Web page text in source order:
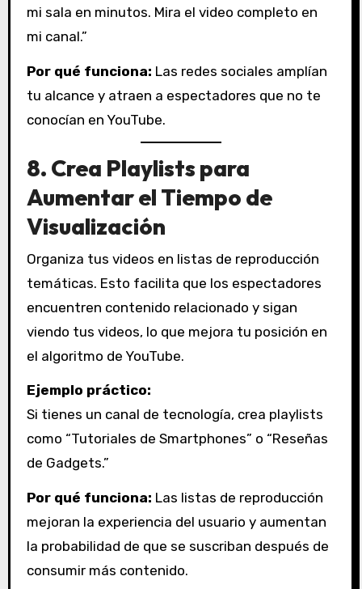
mi sala en minutos. Mira el video completo en
mi canal.”
Por qué funciona: Las redes sociales amplían
tu alcance y atraen a espectadores que no te
conocían en YouTube.
8. Crea Playlists para
Aumentar el Tiempo de
Visualización
Organiza tus videos en listas de reproducción
temáticas. Esto facilita que los espectadores
encuentren contenido relacionado y sigan
viendo tus videos, lo que mejora tu posición en
el algoritmo de YouTube.
Ejemplo práctico:
Si tienes un canal de tecnología, crea playlists
como “Tutoriales de Smartphones” o “Reseñas
de Gadgets.”
Por qué funciona: Las listas de reproducción
mejoran la experiencia del usuario y aumentan
la probabilidad de que se suscriban después de
consumir más contenido.